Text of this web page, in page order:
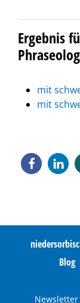
Ergebnis
mit
mit
Blog
Newsletter